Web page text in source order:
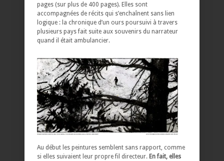
pages (sur plus de 400 pages). Elles sont
accompagnées de récits qui s’enchaînent sans lien
logique : la chronique d’un ours poursuivi à travers
plusieurs pays fait suite aux souvenirs du narrateur
quand il était ambulancier.
Au début les peintures semblent sans rapport, comme
si elles suivaient leur propre fil directeur. En fait, elles